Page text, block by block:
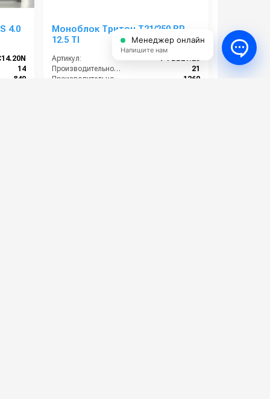
4.0
14
840
Моноблок Тритон T21/250 BP
12.5 TI
Артикул:
Производительность (л/мин):
21
1260
Менеджер онлайн
Напишите нам